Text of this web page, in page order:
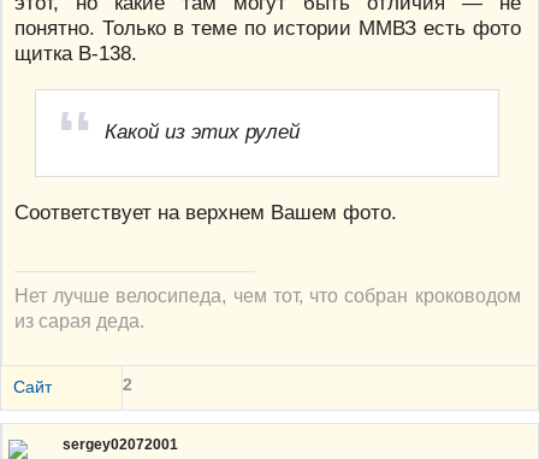
понятно. Только в теме по истории ММВЗ есть фото
щитка В-138.
Какой из этих рулей
Соответствует на верхнем Вашем фото.
Нет лучше велосипеда, чем тот, что собран кроководом
из сарая деда.
Сайт 2
sergey02072001